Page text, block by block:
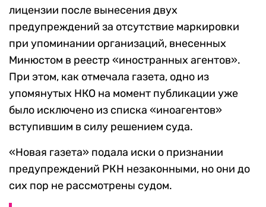
лицензии после вынесения двух
предупреждений за отсутствие маркировки
при упоминании организаций, внесенных
Минюстом в реестр «иностранных агентов».
При этом, как отмечала газета, одно из
упомянутых НКО на момент публикации уже
было исключено из списка «иноагентов»
вступившим в силу решением суда.
«Новая газета» подала иски о признании
предупреждений РКН незаконными, но они до
сих пор не рассмотрены судом.